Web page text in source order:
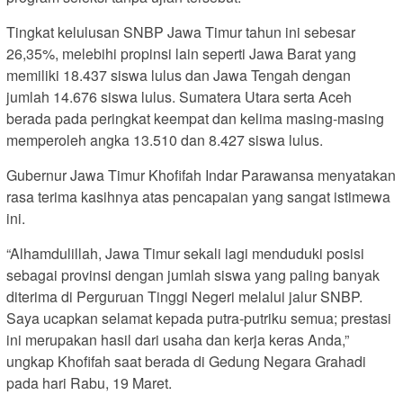
Tingkat kelulusan SNBP Jawa Timur tahun ini sebesar
26,35%, melebihi propinsi lain seperti Jawa Barat yang
memiliki 18.437 siswa lulus dan Jawa Tengah dengan
jumlah 14.676 siswa lulus. Sumatera Utara serta Aceh
berada pada peringkat keempat dan kelima masing-masing
memperoleh angka 13.510 dan 8.427 siswa lulus.
Gubernur Jawa Timur Khofifah Indar Parawansa menyatakan
rasa terima kasihnya atas pencapaian yang sangat istimewa
ini.
“Alhamdulillah, Jawa Timur sekali lagi menduduki posisi
sebagai provinsi dengan jumlah siswa yang paling banyak
diterima di Perguruan Tinggi Negeri melalui jalur SNBP.
Saya ucapkan selamat kepada putra-putriku semua; prestasi
ini merupakan hasil dari usaha dan kerja keras Anda,”
ungkap Khofifah saat berada di Gedung Negara Grahadi
pada hari Rabu, 19 Maret.